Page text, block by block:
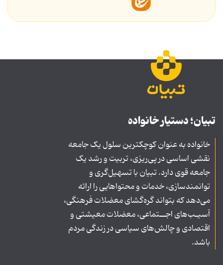
تبیان؛ دستیار خانواده
خانواده به عنوان کوچکترین سلول یک جامعه
نقشی اساسی در پی‌ریزی، تربیت و رشد یک
جامعه قوی دارد. تبیان با تسهیل‌گری و
توانمندسازی، خدمات و محتواهایی را ارائه
می‌دهد که بتواند گره‌گشای معضلات فرهنگی،
آسیـب‌های اجــتماعی، معضلات معیشتی و
اقتصادی و چالش‌های سیاسی در زندگی مردم
باشد.